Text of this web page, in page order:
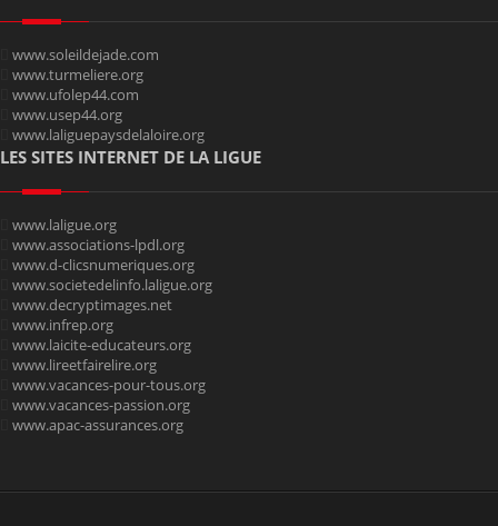
www.soleildejade.com
www.turmeliere.org
www.ufolep44.com
www.usep44.org
www.laliguepaysdelaloire.org
LES SITES INTERNET DE LA LIGUE
www.laligue.org
www.associations-lpdl.org
www.d-clicsnumeriques.org
www.societedelinfo.laligue.org
www.decryptimages.net
www.infrep.org
www.laicite-educateurs.org
www.lireetfairelire.org
www.vacances-pour-tous.org
www.vacances-passion.org
www.apac-assurances.org